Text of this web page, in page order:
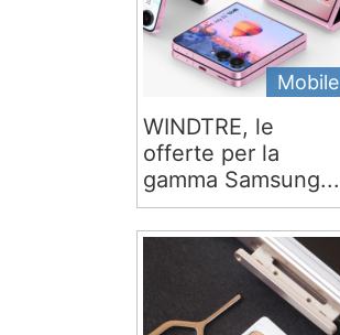
Mobile
WINDTRE, le
offerte per la
gamma Samsung...